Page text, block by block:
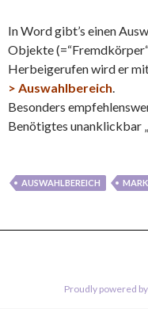
In Word gibt’s einen
Objekte
Herbeigerufen wird er
> Auswahlbereich.
Besonders
Benötigtes unanklickbar
AUSWAHLBEREICH
Proudly powered